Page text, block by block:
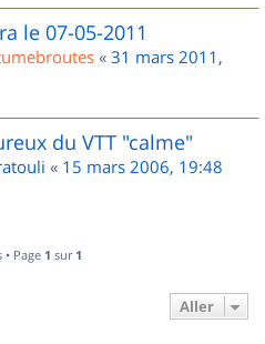
le 07-05-2011
« 31 mars 2011,
du VTT "calme"
« 15 mars 2006, 19:48
• Page 1 sur 1
Aller